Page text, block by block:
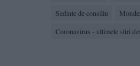
Sedinte de consiliu
Coronavirus - ultimele stiri